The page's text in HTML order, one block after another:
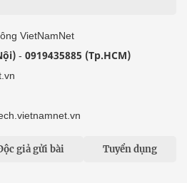
VietNamNet
- 0919435885 (Tp.HCM)
giả gửi bài Tuyển dụng